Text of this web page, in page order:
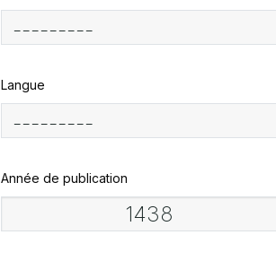
Langue
Année de publication